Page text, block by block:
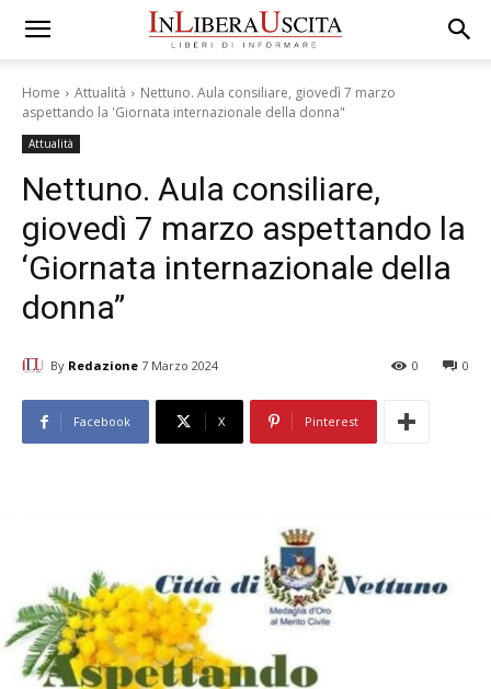
Home Attualità
Nettuno. Aula consiliare, giovedì 7 marzo
aspettando la 'Giornata internazionale della donna"
Attualità
Nettuno. Aula consiliare,
giovedì 7 marzo aspettando la
‘Giornata internazionale della
donna”
By Redazione 7 Marzo 2024 0
0
Facebook X Pinterest